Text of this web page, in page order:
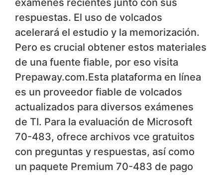
exámenes recientes junto con sus
respuestas. El uso de volcados
acelerará el estudio y la memorización.
Pero es crucial obtener estos materiales
de una fuente fiable, por eso visita
Prepaway.com.Esta plataforma en línea
es un proveedor fiable de volcados
actualizados para diversos exámenes
de TI. Para la evaluación de Microsoft
70-483, ofrece archivos vce gratuitos
con preguntas y respuestas, así como
un paquete Premium 70-483 de pago